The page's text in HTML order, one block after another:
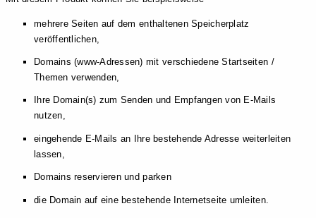
mehrere Seiten auf dem enthaltenen Speicherplatz
veröffentlichen,
Domains (www-Adressen) mit verschiedene Startseiten /
Themen verwenden,
Ihre Domain(s) zum Senden und Empfangen von E-Mails
nutzen,
eingehende E-Mails an Ihre bestehende Adresse weiterleiten
lassen,
Domains reservieren und parken
die Domain auf eine bestehende Internetseite umleiten.